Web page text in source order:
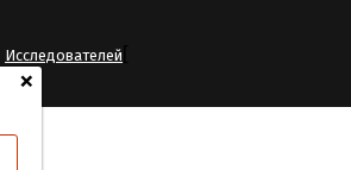
+
Исследователей